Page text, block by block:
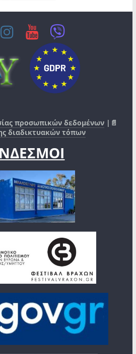
προσωπικών δεδομένων |📄
διαδικτυακών τόπων